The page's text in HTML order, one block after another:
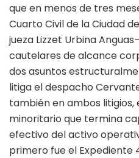
que en menos de tres
Cuarto Civil de la Ciudad
jueza Lizzet Urbina
cautelares de alcance
dos asuntos
litiga el despacho
también en ambos litigios,
minoritario que termina
efectivo del activo
primero fue el Expediente